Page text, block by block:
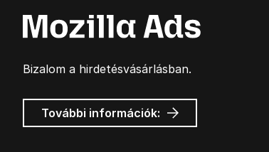
Bizalom a hirdetésvásárlásban.
További információk: Mozilla
hirdetések